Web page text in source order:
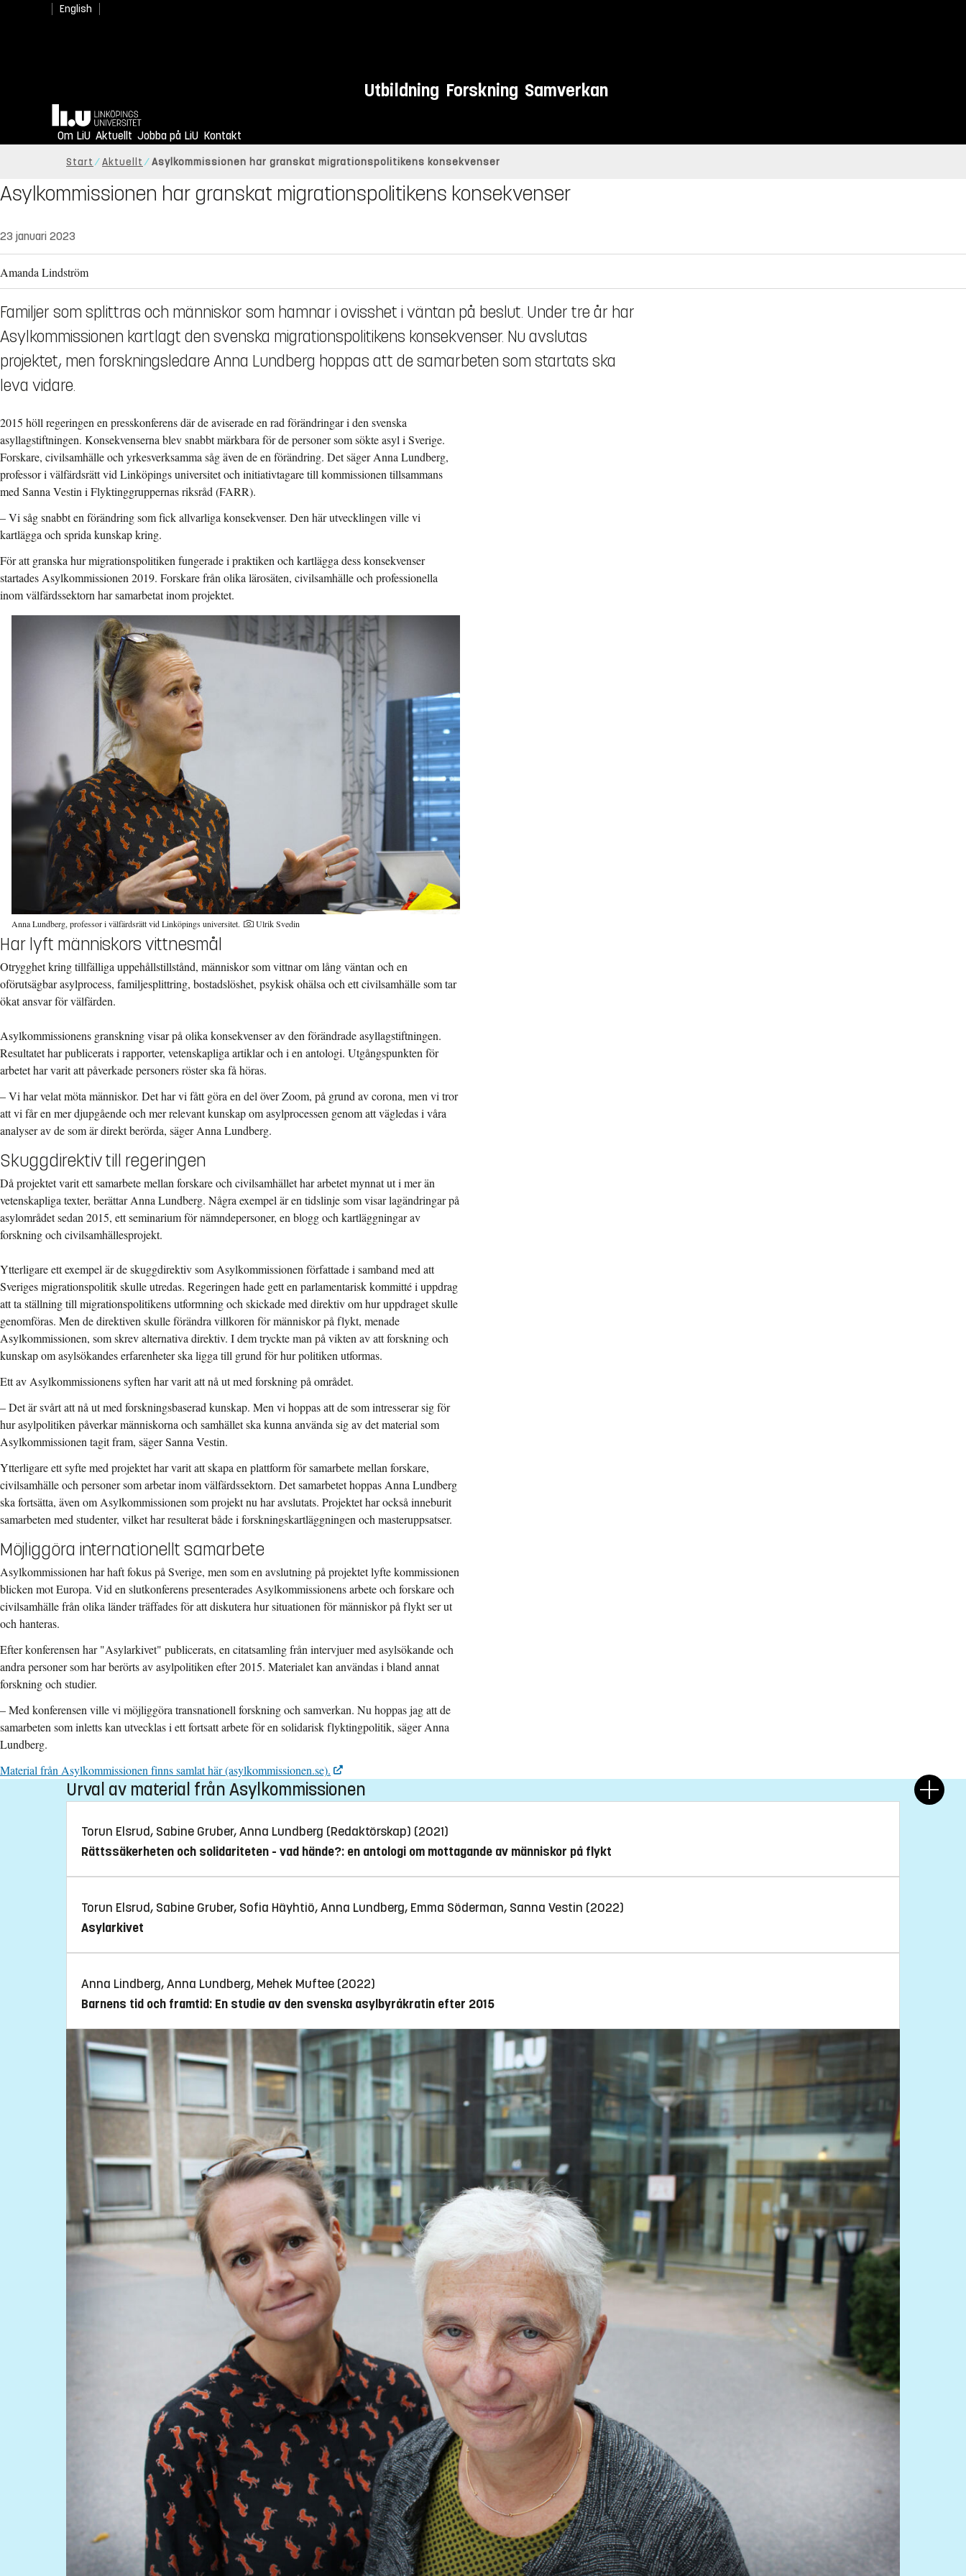
English
Utbildning Forskning Samverkan
Hem
Om LiU Aktuellt Jobba på LiU Kontakt
Start Aktuellt Asylkommissionen har granskat migrationspolitikens konsekvenser
Asylkommissionen har granskat migrationspolitikens konsekvenser
23 januari 2023
Amanda Lindström
Familjer som splittras och människor som hamnar i ovisshet i väntan på beslut. Under tre år har
Asylkommissionen kartlagt den svenska migrationspolitikens konsekvenser. Nu avslutas
projektet, men forskningsledare Anna Lundberg hoppas att de samarbeten som startats ska
leva vidare.
2015 höll regeringen en presskonferens där de aviserade en rad förändringar i den svenska
asyllagstiftningen. Konsekvenserna blev snabbt märkbara för de personer som sökte asyl i Sverige.
Forskare, civilsamhälle och yrkesverksamma såg även de en förändring. Det säger Anna Lundberg,
professor i välfärdsrätt vid Linköpings universitet och initiativtagare till kommissionen tillsammans
med Sanna Vestin i Flyktinggruppernas riksråd (FARR).
– Vi såg snabbt en förändring som fick allvarliga konsekvenser. Den här utvecklingen ville vi
kartlägga och sprida kunskap kring.
För att granska hur migrationspolitiken fungerade i praktiken och kartlägga dess konsekvenser
startades Asylkommissionen 2019. Forskare från olika lärosäten, civilsamhälle och professionella
inom välfärdssektorn har samarbetat inom projektet.
Anna Lundberg, professor i välfärdsrätt vid Linköpings universitet. Ulrik Svedin
Har lyft människors vittnesmål
Otrygghet kring tillfälliga uppehållstillstånd, människor som vittnar om lång väntan och en
oförutsägbar asylprocess, familjesplittring, bostadslöshet, psykisk ohälsa och ett civilsamhälle som tar
ökat ansvar för välfärden.
Asylkommissionens granskning visar på olika konsekvenser av den förändrade asyllagstiftningen.
Resultatet har publicerats i rapporter, vetenskapliga artiklar och i en antologi. Utgångspunkten för
arbetet har varit att påverkade personers röster ska få höras.
– Vi har velat möta människor. Det har vi fått göra en del över Zoom, på grund av corona, men vi tror
att vi får en mer djupgående och mer relevant kunskap om asylprocessen genom att vägledas i våra
analyser av de som är direkt berörda, säger Anna Lundberg.
Skuggdirektiv till regeringen
Då projektet varit ett samarbete mellan forskare och civilsamhället har arbetet mynnat ut i mer än
vetenskapliga texter, berättar Anna Lundberg. Några exempel är en tidslinje som visar lagändringar på
asylområdet sedan 2015, ett seminarium för nämndepersoner, en blogg och kartläggningar av
forskning och civilsamhällesprojekt.
Ytterligare ett exempel är de skuggdirektiv som Asylkommissionen författade i samband med att
Sveriges migrationspolitik skulle utredas. Regeringen hade gett en parlamentarisk kommitté i uppdrag
att ta ställning till migrationspolitikens utformning och skickade med direktiv om hur uppdraget skulle
genomföras. Men de direktiven skulle förändra villkoren för människor på flykt, menade
Asylkommissionen, som skrev alternativa direktiv. I dem tryckte man på vikten av att forskning och
kunskap om asylsökandes erfarenheter ska ligga till grund för hur politiken utformas.
Ett av Asylkommissionens syften har varit att nå ut med forskning på området.
– Det är svårt att nå ut med forskningsbaserad kunskap. Men vi hoppas att de som intresserar sig för
hur asylpolitiken påverkar människorna och samhället ska kunna använda sig av det material som
Asylkommissionen tagit fram, säger Sanna Vestin.
Ytterligare ett syfte med projektet har varit att skapa en plattform för samarbete mellan forskare,
civilsamhälle och personer som arbetar inom välfärdssektorn. Det samarbetet hoppas Anna Lundberg
ska fortsätta, även om Asylkommissionen som projekt nu har avslutats. Projektet har också inneburit
samarbeten med studenter, vilket har resulterat både i forskningskartläggningen och masteruppsatser.
Möjliggöra internationellt samarbete
Asylkommissionen har haft fokus på Sverige, men som en avslutning på projektet lyfte kommissionen
blicken mot Europa. Vid en slutkonferens presenterades Asylkommissionens arbete och forskare och
civilsamhälle från olika länder träffades för att diskutera hur situationen för människor på flykt ser ut
och hanteras.
Efter konferensen har "Asylarkivet" publicerats, en citatsamling från intervjuer med asylsökande och
andra personer som har berörts av asylpolitiken efter 2015. Materialet kan användas i bland annat
forskning och studier.
– Med konferensen ville vi möjliggöra transnationell forskning och samverkan. Nu hoppas jag att de
samarbeten som inletts kan utvecklas i ett fortsatt arbete för en solidarisk flyktingpolitik, säger Anna
Lundberg.
Material från Asylkommissionen finns samlat här (asylkommissionen.se).
Urval av material från Asylkommissionen
Torun Elsrud, Sabine Gruber, Anna Lundberg (Redaktörskap) (2021)
Rättssäkerheten och solidariteten - vad hände?: en antologi om mottagande av människor på flykt
Torun Elsrud, Sabine Gruber, Sofia Häyhtiö, Anna Lundberg, Emma Söderman, Sanna Vestin (2022)
Asylarkivet
Anna Lindberg, Anna Lundberg, Mehek Muftee (2022)
Barnens tid och framtid: En studie av den svenska asylbyråkratin efter 2015